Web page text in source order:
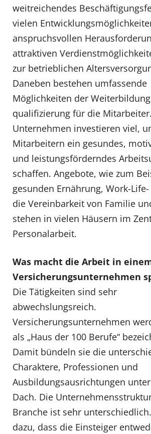
weitreichendes
vielen
anspruchsvollen
attraktiven
zur betrieblichen
Daneben bestehen umfassende
Möglichkeiten der
qualifizierung für die
Unternehmen investieren viel,
Mitarbeitern ein gesundes,
und leistungsförderndes
schaffen. Angebote, wie zum
gesunden Ernährung, Work-
die Vereinbarkeit von Familie
stehen in vielen Häusern im
Personalarbeit.
Was macht die Arbeit in
Versicherungsunternehmen
Die Tätigkeiten sind sehr
abwechslungsreich.
Versicherungsunternehmen
als „Haus der 100 Berufe“
Damit bündeln sie die
Charaktere, Professionen und
Ausbildungsausrichtungen
Dach. Die
Branche ist sehr
dazu, dass die Einsteiger